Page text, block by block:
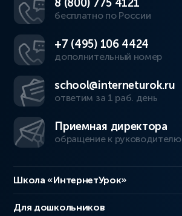
8 (800) 775 4121
бесплатно по России
+7 (495) 106 4424
дополнительный номер
school@interneturok.ru
ответим за 1 раб. день
Приемная директора
обращение к руководителю
Школа «ИнтернетУрок»
Для дошкольников